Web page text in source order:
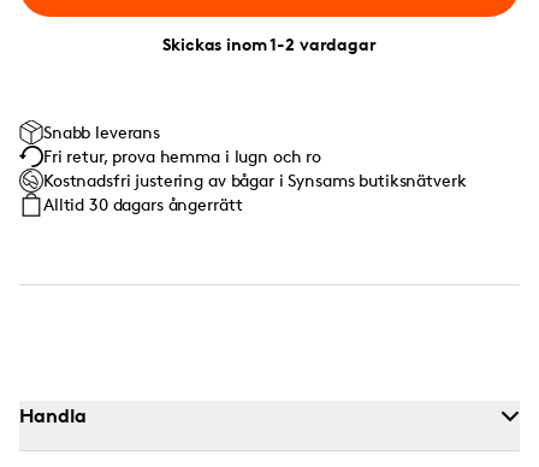
Skickas inom 1-2 vardagar
Snabb leverans
Fri retur, prova hemma i lugn och ro
Kostnadsfri justering av bågar i Synsams butiksnätverk
Alltid 30 dagars ångerrätt
Handla